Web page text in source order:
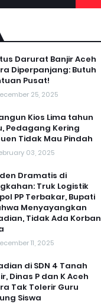
Darurat Banjir Aceh
Diperpanjang: Butuh
Pusat!
25, 2025
Kios Lima tahun
Pedagang Kering
Tidak Mau Pindah
03, 2025
Dramatis di
Truk Logistik
PP Terbakar, Bupati
Menyayangkan
Tidak Ada Korban
11, 2025
di SDN 4 Tanah
Dinas P dan K Aceh
Tak Tolerir Guru
Siswa